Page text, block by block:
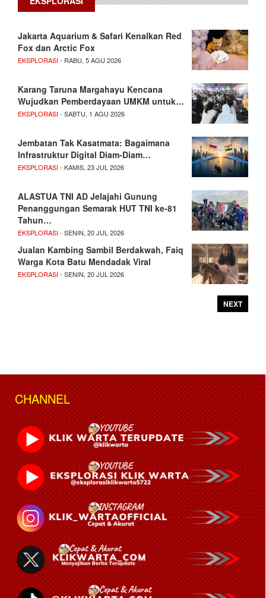
Jakarta Aquarium & Safari Kenalkan Red
Fox dan Arctic Fox
EKSPLORASI- RABU, 5 AGU 2026
Karang Taruna Margahayu Kencana
Wujudkan Pemberdayaan UMKM untuk…
EKSPLORASI- SABTU, 1 AGU 2026
Jembatan Tak Kasatmata: Bagaimana
Infrastruktur Digital Diam-Diam…
EKSPLORASI- KAMIS, 23 JUL 2026
ALASTUA TNI AD Jelajahi Gunung
Penanggungan Semarak HUT TNI ke-81
Tahun…
EKSPLORASI- SENIN, 20 JUL 2026
Jualan Kambing Sambil Berdakwah, Faiq
Warga Kota Batu Mendadak Viral
EKSPLORASI- SENIN, 20 JUL 2026
NEXT
CHANNEL